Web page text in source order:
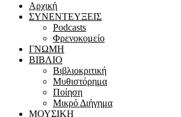
Αρχική
ΣΥΝΕΝΤΕΥΞΕΙΣ
Podcasts
Φρενοκομείο
ΓΝΩΜΗ
ΒΙΒΛΙΟ
Βιβλιοκριτική
Μυθιστόρημα
Ποίηση
Μικρό Διήγημα
ΜΟΥΣΙΚΗ